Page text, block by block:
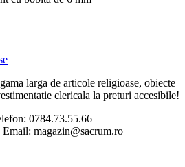
larga de articole religioase, obiecte
clericala la preturi accesibile!
0784.73.55.66
Email: magazin@sacrum.ro